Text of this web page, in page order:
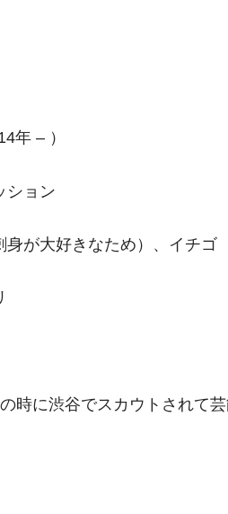
年 – ）
ション
が大好きなため）、イチゴ
時に渋谷でスカウトされて